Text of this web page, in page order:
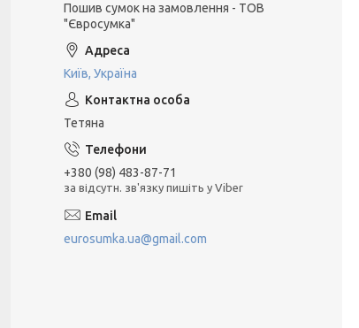
Пошив сумок на замовлення - ТОВ
"Євросумка"
Київ, Україна
Тетяна
+380 (98) 483-87-71
за відсутн. зв'язку пишіть у Viber
eurosumka.ua@gmail.com